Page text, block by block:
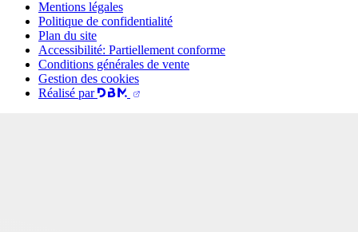
Mentions légales
Politique de confidentialité
Plan du site
Accessibilité: Partiellement conforme
Conditions générales de vente
Gestion des cookies
Réalisé par